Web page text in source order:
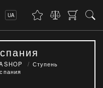
UA
Ступень